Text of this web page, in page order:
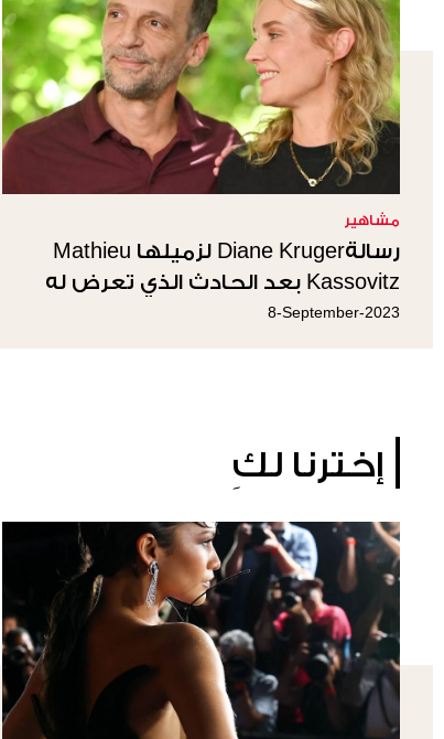
مشاهير
رسالةDiane Kruger لزميلها Mathieu
Kassovitz بعد الحادث الذي تعرض له
8-September-2023
إخترنا لكِ